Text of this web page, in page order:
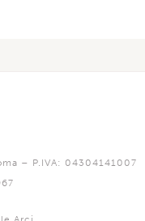
– P.IVA: 04304141007